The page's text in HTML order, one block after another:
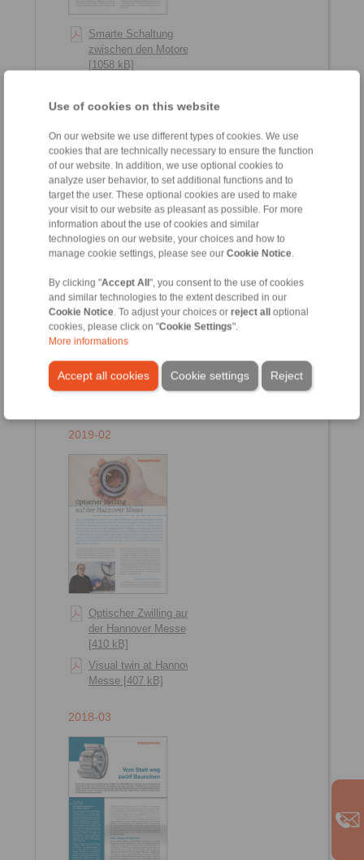
Use of cookies on this website
On our website we use different types of cookies. We use
cookies that are technically necessary to ensure the function
of our website. In addition, we use optional cookies to
analyze user behavior, to set additional functions and to
target the user. These optional cookies are used to make
your visit to our website as pleasant as possible. For more
information about the use of cookies and similar
technologies on our website, your choices and how to
manage cookie settings, please see our Cookie Notice.
By clicking "Accept All ", you consent to the use of cookies
and similar technologies to the extent described in our
Cookie Notice. To adjust your choices or reject all
optional
cookies, please click on "Cookie Settings".
More informations
Accept all cookies Reject
Cookie settings
Smarte Schaltung
zwischen den Motoren
[1058 kB]
motors [1035 kB]
2019-03
Vorsorgliche Einblicke
ins innere Geschehen
[2887 kB]
Preventive glimpses into
the inner workings [2010
2019-02
Optischer Zwilling auf
der Hannover Messe
[410 kB]
Visual twin at Hannover
Messe [407 kB]
2018-03